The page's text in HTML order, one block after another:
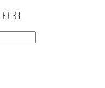
}} {{